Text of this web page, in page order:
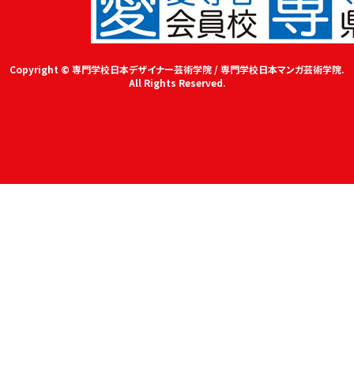
Copyright © 専門学校日本デザイナー芸術学院 / 専門学校日本マンガ芸術学院.
All Rights Reserved.